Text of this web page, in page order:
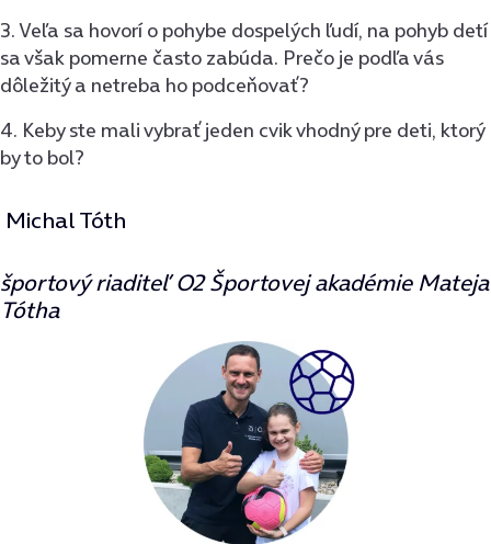
3. Veľa sa hovorí o pohybe dospelých ľudí, na pohyb detí
sa však pomerne často zabúda. Prečo je podľa vás
dôležitý a netreba ho podceňovať?
4. Keby ste mali vybrať jeden cvik vhodný pre deti, ktorý
by to bol?
Michal Tóth
športový riaditeľ O2 Športovej akadémie Mateja
Tótha